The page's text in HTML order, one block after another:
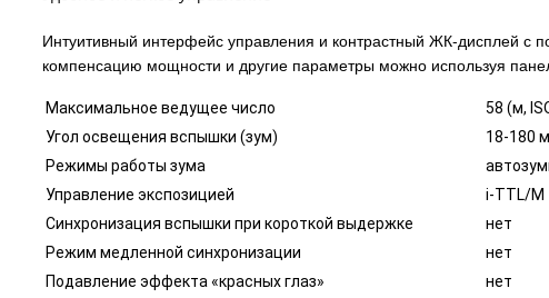
Интуитивный интерфейс управления и контрастный ЖК-дисплей с
компенсацию мощности и другие параметры можно используя
Максимальное ведущее число
58 (м,
Угол освещения вспышки (зум)
18-180
Режимы работы зума
Управление экспозицией
i-TTL/M
Синхронизация вспышки при короткой выдержке
нет
Режим медленной синхронизации
нет
Подавление эффекта «красных глаз»
нет